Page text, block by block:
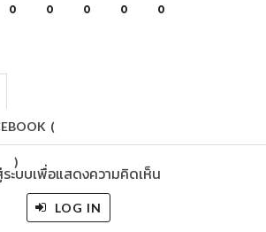
0 0 0 0 0
(
)
ระบบเพื่อแสดงความคิดเห็น
LOG IN